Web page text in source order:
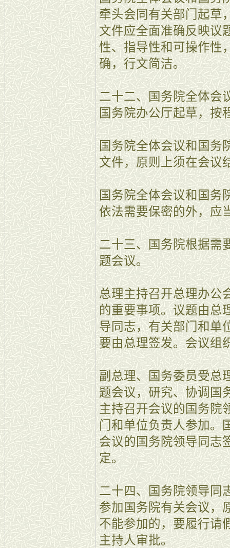
牵头会同有关部门起草
文件应全面准确反映议
性、指导性和可操作性
确，行文简洁。
二十二、国务院全体会
国务院办公厅起草，按
国务院全体会议和国务
文件，原则上须在会议
国务院全体会议和国务
依法需要保密的外，应
二十三、国务院根据需
题会议。
总理主持召开总理办公
的重要事项。议题由总
导同志，有关部门和单
要由总理签发。会议组
副总理、国务委员受总
题会议，研究、协调国
主持召开会议的国务院
门和单位负责人参加。
会议的国务院领导同志
定。
二十四、国务院领导同
参加国务院有关会议，
不能参加的，要履行请
主持人审批。